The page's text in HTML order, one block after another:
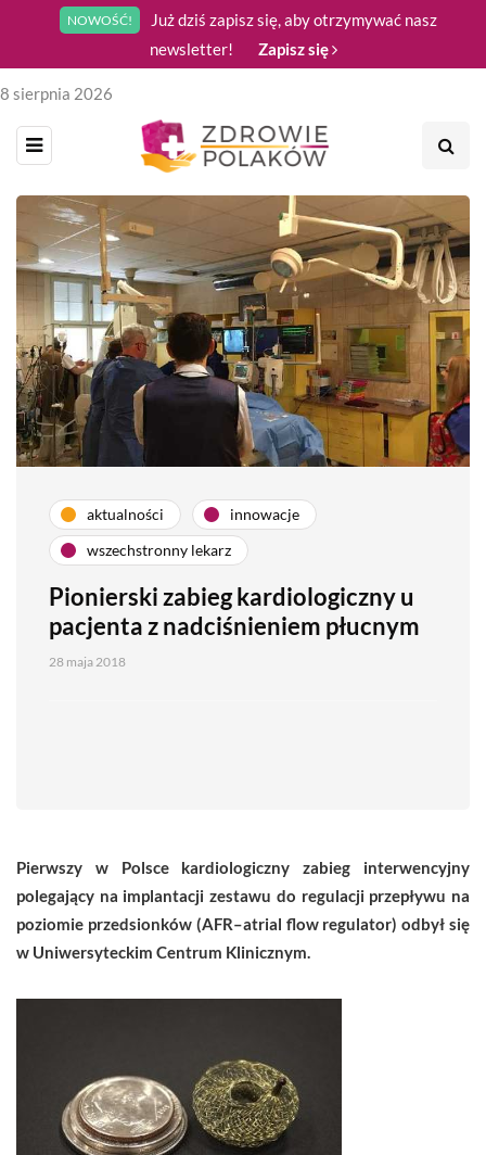
NOWOŚĆ!
Już dziś zapisz się, aby otrzymywać nasz
newsletter!
Zapisz się
8 sierpnia 2026
aktualności
innowacje
wszechstronny lekarz
Pionierski zabieg kardiologiczny u
pacjenta z nadciśnieniem płucnym
28 maja 2018
Pierwszy w Polsce kardiologiczny zabieg interwencyjny
polegający na implantacji zestawu do regulacji przepływu na
poziomie przedsionków (AFR–atrial flow regulator) odbył się
w Uniwersyteckim Centrum Klinicznym.